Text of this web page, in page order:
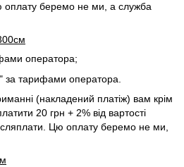
оплату беремо не ми, а служба
оператора;
тарифами оператора.
(накладений платіж) вам крім
20 грн + 2% від вартості
Цю оплату беремо не ми,